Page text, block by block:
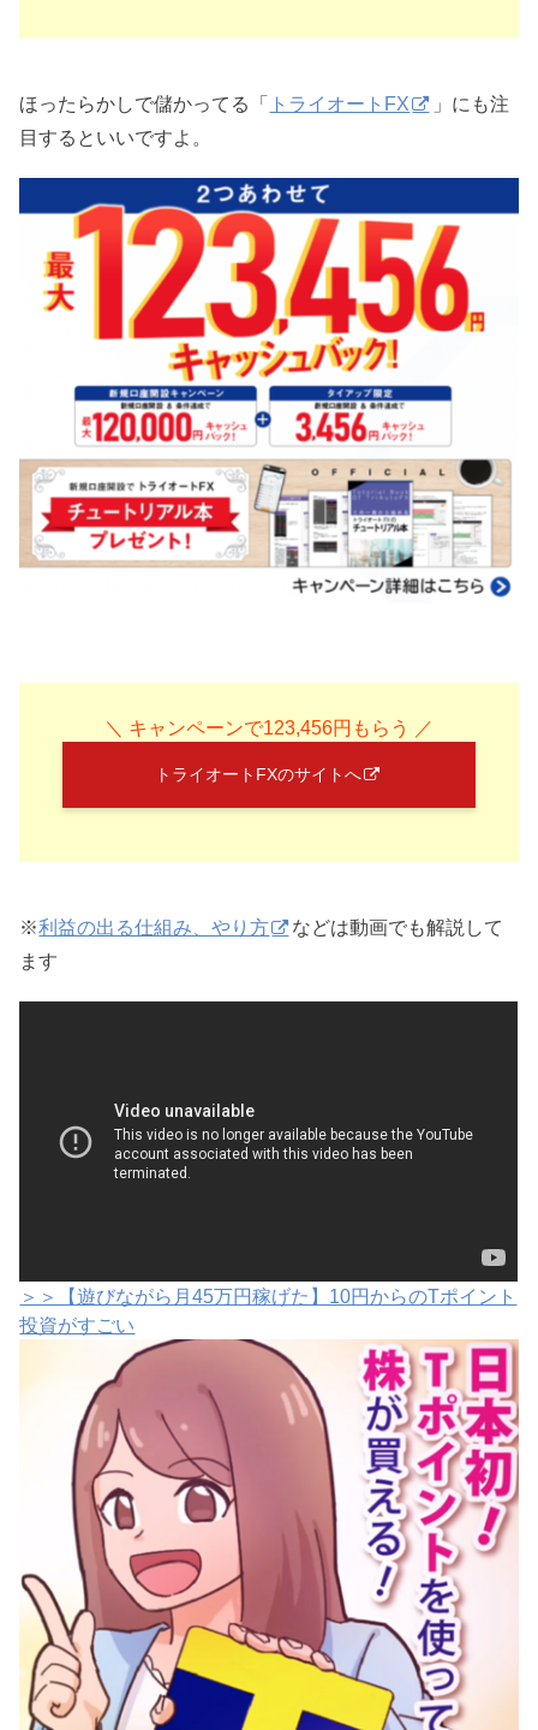
ほったらかしで儲かってる「 トライオートFX
」にも注
目するといいですよ。
＼ キャンペーンで123,456円もらう ／
トライオートFXのサイトへ
※利益の出る仕組み、やり方
などは動画でも解説して
ます
＞＞【遊びながら月45万円稼げた】10円からのTポイント
投資がすごい